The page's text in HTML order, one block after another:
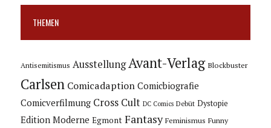
THEMEN
Antisemitismus Ausstellung Avant-Verlag Blockbuster
Carlsen Comicadaption Comicbiografie
Comicverfilmung Cross Cult DC Comics Debüt Dystopie
Edition Moderne Egmont Fantasy Feminismus Funny